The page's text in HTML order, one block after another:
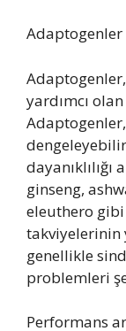
Adaptogenler
yardımcı
ginseng,
eleuthero
takviyelerinin
genellikle
problemleri
Performans